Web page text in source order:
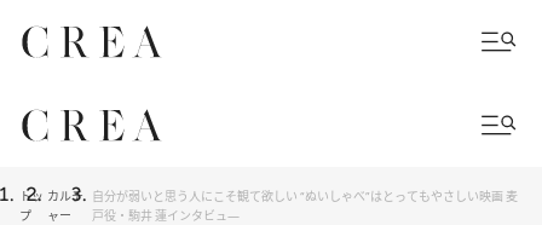
トッ
プ
カルチ
ャー
自分が弱いと思う人にこそ観て欲しい “ぬいしゃべ”はとってもやさしい映画 麦
戸役・駒井 蓮インタビュ―